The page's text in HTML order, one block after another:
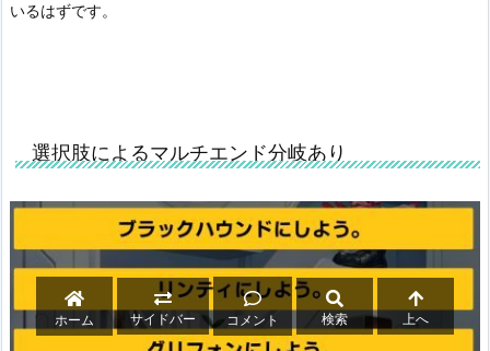
いるはずです。
選択肢によるマルチエンド分岐あり
ホーム サイドバー コメント 検索 上へ